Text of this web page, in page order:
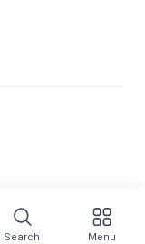
Search Menu